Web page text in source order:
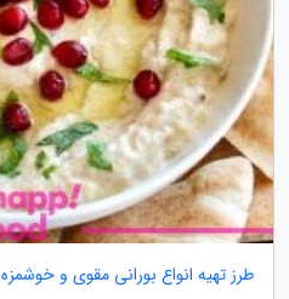
طرز تهیه انواع بورانی مقوی و خوشمزه